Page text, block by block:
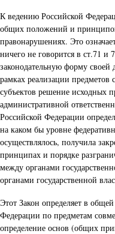
К ведению Российской
общих положений и
правонарушениях. Это
ничего не говорится в ст.71
законодательную форму своей
рамках реализации предметов
субъектов решение исходных
административной
Российской Федерации
на каком бы уровне
осуществлялось, получила
принципах и порядке
между органами
органами государственной
Этот Закон определяет в
Федерации по предметам
определение основ (общих